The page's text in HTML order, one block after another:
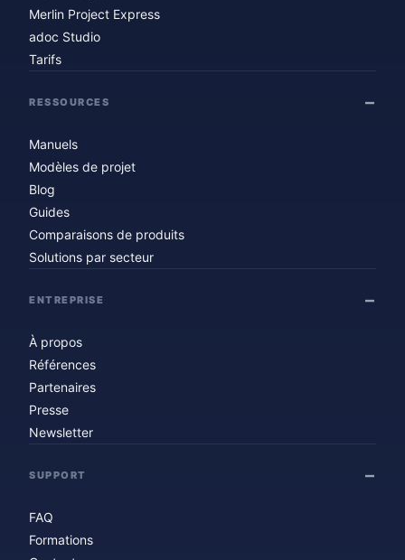
Merlin Project Express
adoc Studio
Tarifs
RESSOURCES
Manuels
Modèles de projet
Blog
Guides
Comparaisons de produits
Solutions par secteur
ENTREPRISE
À propos
Références
Partenaires
Presse
Newsletter
SUPPORT
FAQ
Formations